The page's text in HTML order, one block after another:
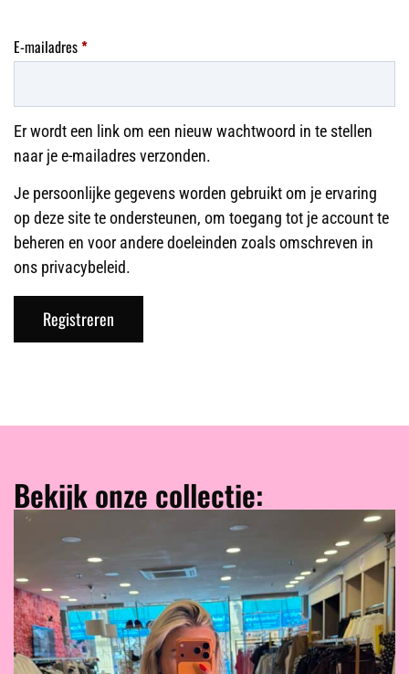
E-mailadres*
Er wordt een link om een nieuw wachtwoord in te stellen
naar je e-mailadres verzonden.
Je persoonlijke gegevens worden gebruikt om je ervaring
op deze site te ondersteunen, om toegang tot je account te
beheren en voor andere doeleinden zoals omschreven in
ons privacybeleid.
Registreren
Bekijk onze collectie: